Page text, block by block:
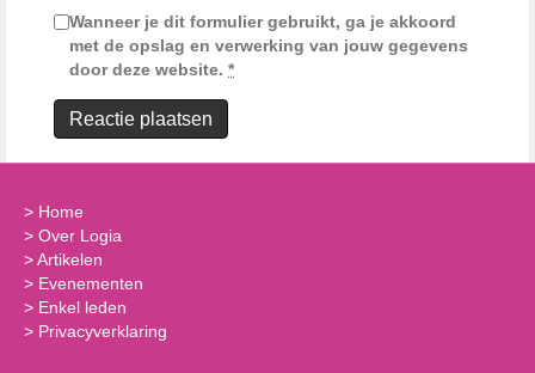
Wanneer je dit formulier gebruikt, ga je akkoord
met de opslag en verwerking van jouw gegevens
door deze website. *
> Home
> Over Logia
>Artikelen
> Evenementen
> Enkel leden
> Privacyverklaring